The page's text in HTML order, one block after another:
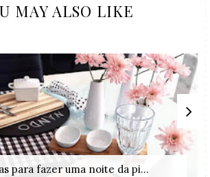
MAY ALSO LIKE
para fazer uma noite da pi...